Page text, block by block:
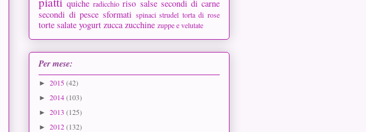
quiche radicchio riso salse secondi di carne
secondi di pesce sformati spinaci strudel torta di rose
torte salate yogurt zucca zucchine zuppe e velutate
Per mese:
► 2015(42)
► 2014(103)
► 2013 (125)
► 2012(132)